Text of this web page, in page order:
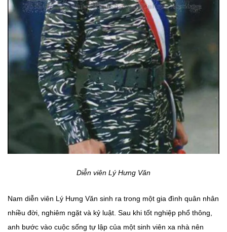
Diễn viên Lý Hưng Văn
Nam diễn viên Lý Hưng Văn sinh ra trong một gia đình quân nhân
nhiều đời, nghiêm ngặt và kỷ luật. Sau khi tốt nghiệp phổ thông,
anh bước vào cuộc sống tự lập của một sinh viên xa nhà nên